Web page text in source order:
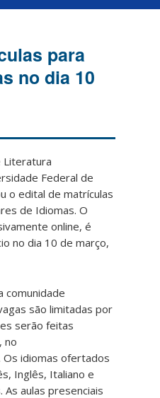
para
no dia 10
Literatura
Federal de
o edital de matrículas
de Idiomas. O
online, é
no dia 10 de março,
comunidade
são limitadas por
serão feitas
no
. Os idiomas ofertados
Inglês, Italiano e
aulas presenciais